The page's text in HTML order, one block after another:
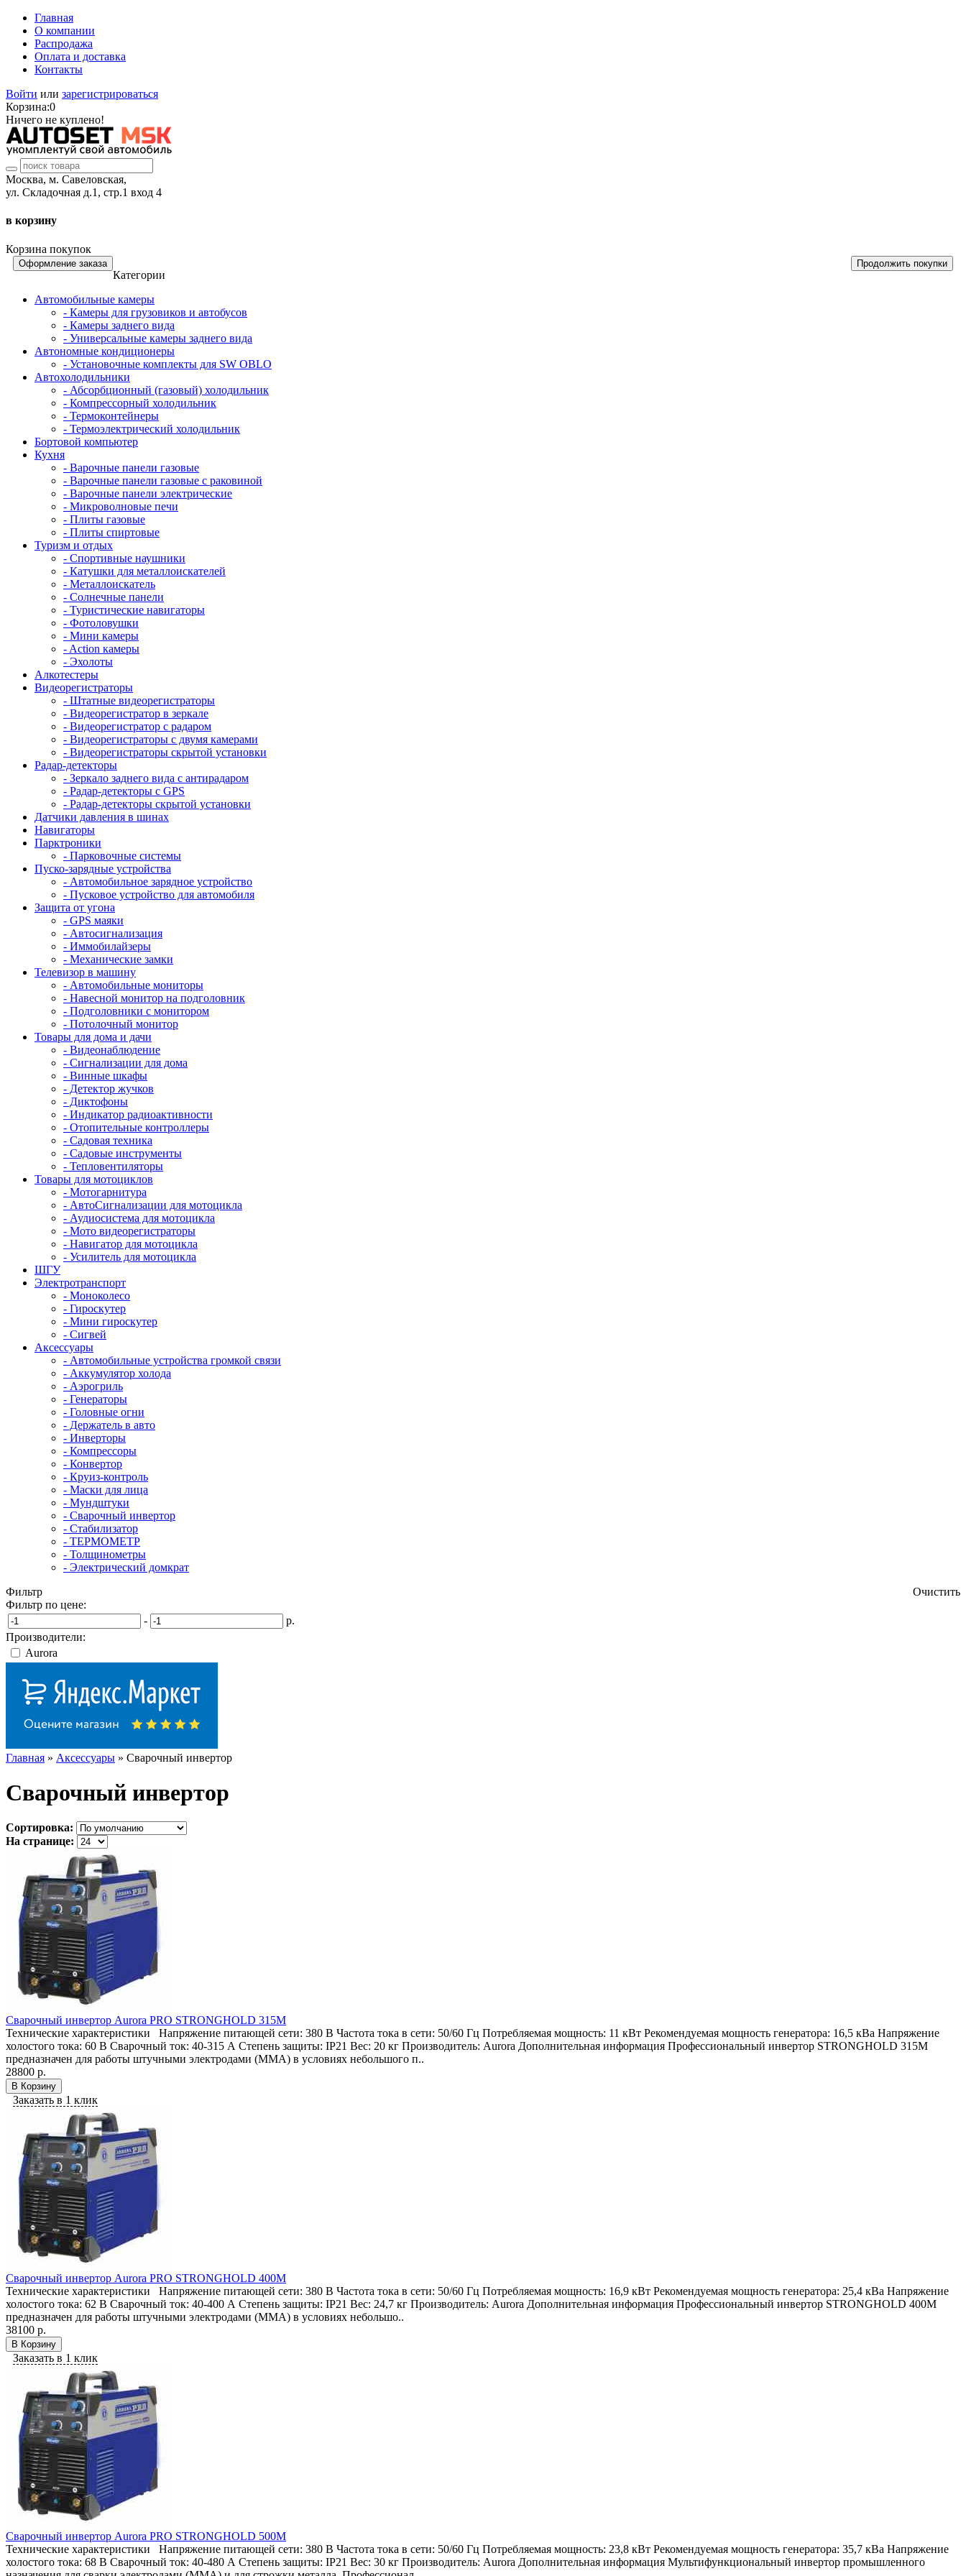
Главная
О компании
Распродажа
Оплата и доставка
Контакты
Войти или зарегистрироваться
Корзина:0
Ничего не куплено!
Москва, м. Савеловская,
ул. Складочная д.1, стр.1 вход 4
в корзину
Корзина покупок
Оформление заказа Продолжить покупки
Категории
Автомобильные камеры
- Камеры для грузовиков и автобусов
- Камеры заднего вида
- Универсальные камеры заднего вида
Автономные кондиционеры
- Установочные комплекты для SW OBLO
Автохолодильники
- Абсорбционный (газовый) холодильник
- Компрессорный холодильник
- Термоконтейнеры
- Термоэлектрический холодильник
Бортовой компьютер
Кухня
- Варочные панели газовые
- Варочные панели газовые с раковиной
- Варочные панели электрические
- Микроволновые печи
- Плиты газовые
- Плиты спиртовые
Туризм и отдых
- Cпортивные наушники
- Катушки для металлоискателей
- Металлоискатель
- Солнечные панели
- Туристические навигаторы
- Фотоловушки
- Мини камеры
- Action камеры
- Эхолоты
Алкотестеры
Видеорегистраторы
- Штатные видеорегистраторы
- Видеорегистратор в зеркале
- Видеорегистратор с радаром
- Видеорегистраторы с двумя камерами
- Видеорегистраторы скрытой установки
Радар-детекторы
- Зеркало заднего вида с антирадаром
- Радар-детекторы с GPS
- Радар-детекторы скрытой установки
Датчики давления в шинах
Навигаторы
Парктроники
- Парковочные системы
Пуско-зарядные устройства
- Автомобильное зарядное устройство
- Пусковое устройство для автомобиля
Защита от угона
- GPS маяки
- Автосигнализация
- Иммобилайзеры
- Механические замки
Телевизор в машину
- Автомобильные мониторы
- Навесной монитор на подголовник
- Подголовники с монитором
- Потолочный монитор
Товары для дома и дачи
- Видеонаблюдение
- Сигнализации для дома
- Винные шкафы
- Детектор жучков
- Диктофоны
- Индикатор радиоактивности
- Отопительные контроллеры
- Садовая техника
- Садовые инструменты
- Тепловентиляторы
Товары для мотоциклов
- Mотогарнитура
- АвтоСигнализации для мотоцикла
- Аудиосистема для мотоцикла
- Мото видеорегистраторы
- Навигатор для мотоцикла
- Усилитель для мотоцикла
ШГУ
Электротранспорт
- Mоноколесо
- Гироскутер
- Мини гироскутер
- Сигвей
Аксессуары
- Автомобильные устройства громкой связи
- Аккумулятор холода
- Аэрогриль
- Генераторы
- Головные огни
- Держатель в авто
- Инверторы
- Компрессоры
- Конвертор
- Круиз-контроль
- Маски для лица
- Мундштуки
- Сварочный инвертор
- Стабилизатор
- ТЕРМОМЕТР
- Толщинометры
- Электрический домкрат
Фильтр
Очистить
Фильтр по цене:
-
р.
Производители:
Aurora
Главная » Аксессуары » Сварочный инвертор
Сварочный инвертор
Сортировка:
На странице:
Cварочный инвертор Aurora PRO STRONGHOLD 315M
Технические характеристики Напряжение питающей сети: 380 В Частота тока в сети: 50/60 Гц Потребляемая мощность: 11 кВт Рекомендуемая мощность генератора: 16,5 кВа Напряжение
холостого тока: 60 В Сварочный ток: 40-315 А Степень защиты: IP21 Вес: 20 кг Производитель: Aurora Дополнительная информация Профессиональный инвертор STRONGHOLD 315M
предназначен для работы штучными электродами (MMA) в условиях небольшого п..
28800 р.
В Корзину
Заказать в 1 клик
Cварочный инвертор Aurora PRO STRONGHOLD 400M
Технические характеристики Напряжение питающей сети: 380 В Частота тока в сети: 50/60 Гц Потребляемая мощность: 16,9 кВт Рекомендуемая мощность генератора: 25,4 кВа Напряжение
холостого тока: 62 В Сварочный ток: 40-400 А Степень защиты: IP21 Вес: 24,7 кг Производитель: Aurora Дополнительная информация Профессиональный инвертор STRONGHOLD 400M
предназначен для работы штучными электродами (MMA) в условиях небольшо..
38100 р.
В Корзину
Заказать в 1 клик
Cварочный инвертор Aurora PRO STRONGHOLD 500M
Технические характеристики Напряжение питающей сети: 380 В Частота тока в сети: 50/60 Гц Потребляемая мощность: 23,8 кВт Рекомендуемая мощность генератора: 35,7 кВа Напряжение
холостого тока: 68 В Сварочный ток: 40-480 А Степень защиты: IP21 Вес: 30 кг Производитель: Aurora Дополнительная информация Мультифункциональный инвертор промышленного